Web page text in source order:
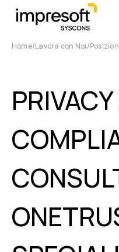
Home Lavora con Noi